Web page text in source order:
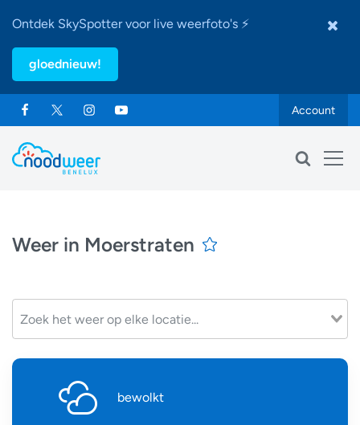
Ontdek SkySpotter voor live weerfoto's ⚡
gloednieuw!
Account
Weer in Moerstraten
bewolkt